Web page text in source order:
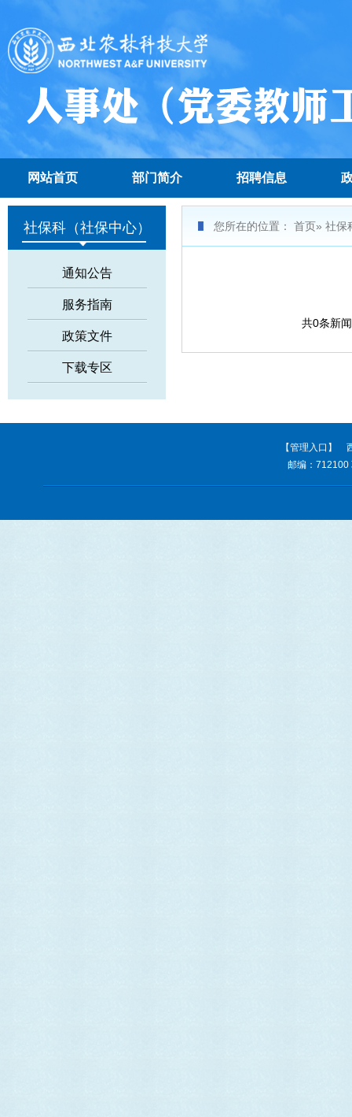
网站首页 部门简介 招聘信息
社保科（社保中心）
通知公告
服务指南
政策文件
下载专区
您所在的位置： 首页» 社保
共0条新
【管理入口】
邮编：712100